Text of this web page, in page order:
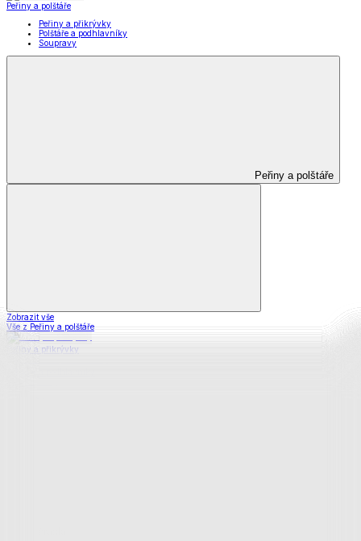
Peřiny a polštáře
Peřiny a přikrývky
Polštáře a podhlavníky
Soupravy
Peřiny a polštáře
Zobrazit vše
Vše z Peřiny a polštáře
Peřiny a přikrývky